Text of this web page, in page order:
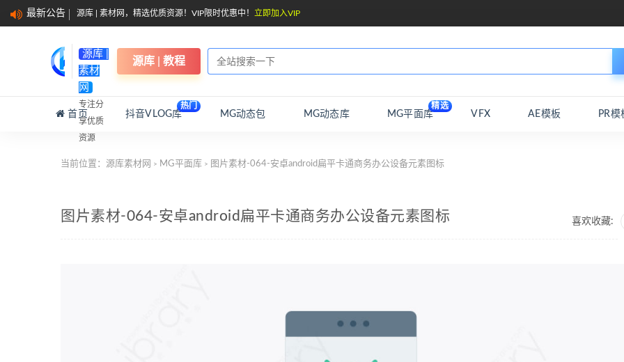
最新公告 源库 | 素材网，精选优质资源！VIP限时优惠中！ 立即加入VIP
源库 |
素材
网
专注分
享优质
资源
源库 | 教程
首页 抖音VLOG库
热门
MG动态包 MG动态库 MG平面库
精选
VFX AE模板 PR模
当前位置： 源库素材网 > MG平面库 > 图片素材-064-安卓android扁平卡通商务办公设备元素图标
喜欢收藏:
图片素材-064-安卓android扁平卡通商务办公设备元素图标